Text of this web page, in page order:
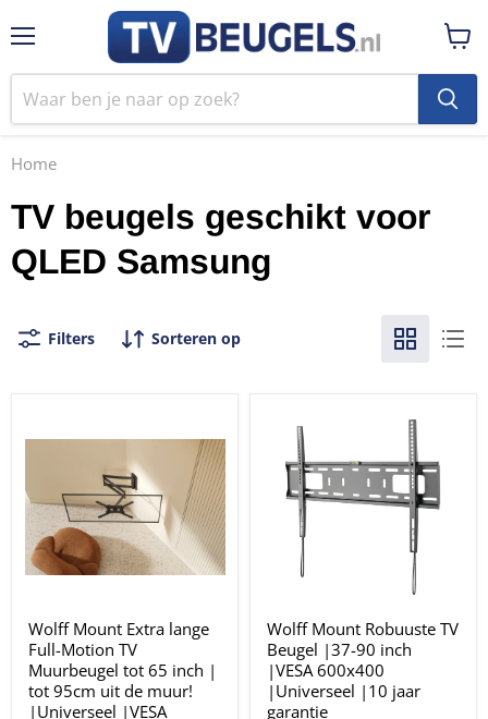
Home
TV beugels geschikt voor
QLED Samsung
Filters Sorteren op
Wolff Mount Extra lange
Full-Motion TV
Muurbeugel tot 65 inch |
tot 95cm uit de muur!
|Universeel |VESA
Wolff Mount Robuuste TV
Beugel |37-90 inch
|VESA 600x400
|Universeel |10 jaar
garantie